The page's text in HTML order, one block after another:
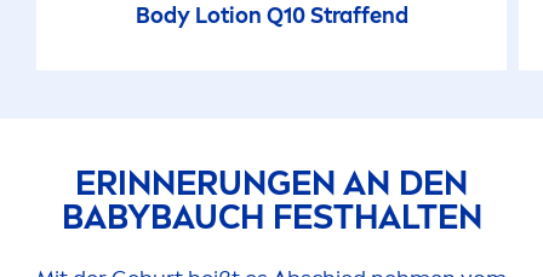
Body Lotion Q10 Straffend
ERINNERUNGEN AN DEN
BABYBAUCH FESTHALTEN